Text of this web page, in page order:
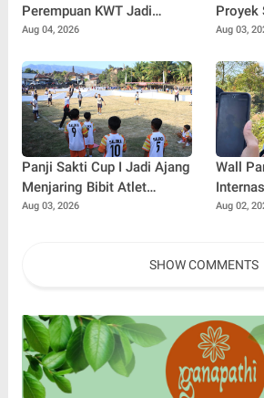
Perempuan KWT Jadi
Motor Penggerak Ekonomi
Aug 04, 2026
Proyek
Stabil
Aug 03,
Panji Sakti Cup I Jadi Ajang
Menjaring Bibit Atlet
Baseball Muda Buleleng
Aug 03, 2026
Wall
Aug 02,
SHOW COMMENTS